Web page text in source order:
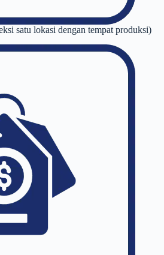
satu lokasi dengan tempat produksi)